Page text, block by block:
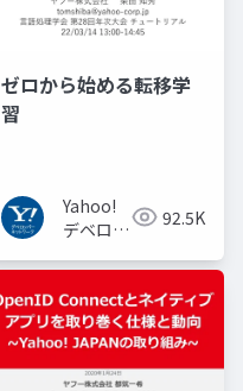
ゼロから始める転移学
習
Yahoo!
デベロッ
トワーク
92.5K